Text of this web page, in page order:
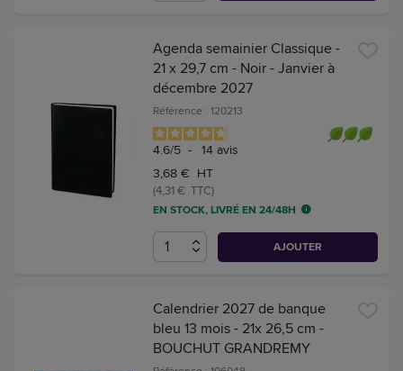
Agenda semainier Classique -
21 x 29,7 cm - Noir - Janvier à
décembre 2027
Référence : 120213
4.6/5 - 14 avis
3,68 € HT
(4,31 € TTC)
EN STOCK, LIVRÉ EN 24/48H
AJOUTER
Calendrier 2027 de banque
bleu 13 mois - 21x 26,5 cm -
BOUCHUT GRANDREMY